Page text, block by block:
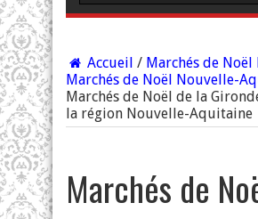
Accueil / Marchés de Noël
Marchés de Noël Nouvelle-
Marchés de Noël de la
la région Nouvelle-Aquitaine
Marchés de